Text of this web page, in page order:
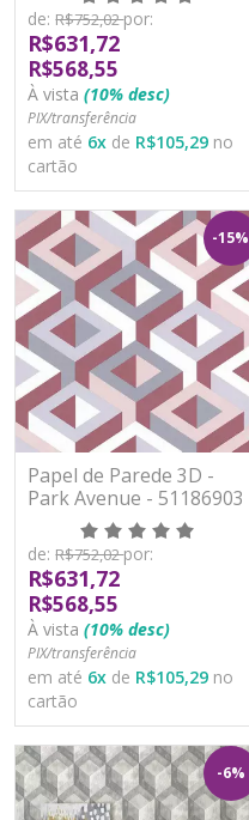
de: R$752,02por:
R$631,72
R$568,55
À vista (10% desc)
PIX/transferência
em até 6x de R$105,29 no
cartão
-15%
Papel de Parede 3D -
Park Avenue - 51186903
- TNT/Vinilíco
de: R$752,02por:
R$631,72
R$568,55
À vista (10% desc)
PIX/transferência
em até 6x de R$105,29 no
cartão
-6%